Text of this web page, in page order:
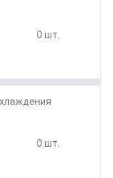
0 шт.
0 шт.